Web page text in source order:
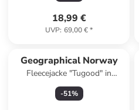
18,99 €
UVP: 69,00 €*
Geographical Norway
Fleecejacke "Tugood" in
Schwarz
-51%